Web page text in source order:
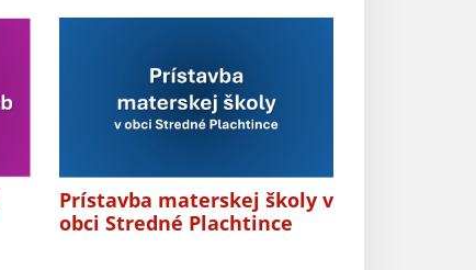
Prístavba materskej školy v
obci Stredné Plachtince